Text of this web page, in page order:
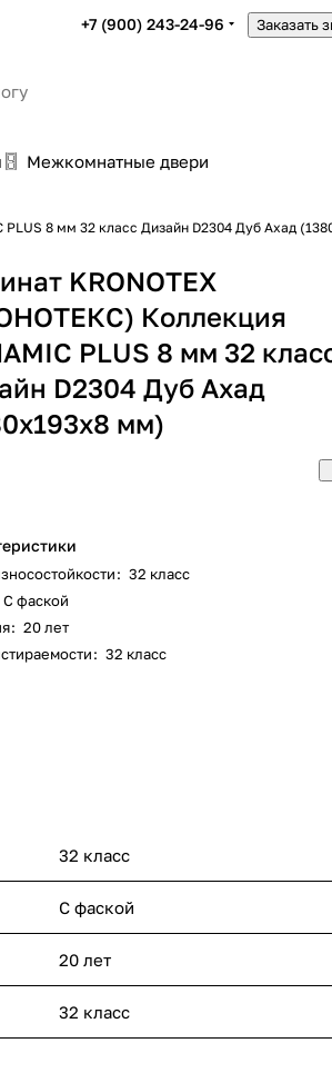
+7 (900) 243-24-96 Заказать
Межкомнатные двери
8 мм 32 класс Дизайн D2304 Дуб Ахад
KRONOTEX
Коллекция
PLUS 8 мм 32
D2304 Дуб Ахад
мм)
: 32 класс
С фаской
: 20 лет
: 32 класс
32 класс
С фаской
20 лет
32 класс